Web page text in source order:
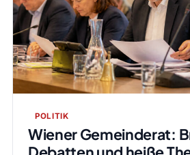
POLITIK
Wiener Gemeinderat: